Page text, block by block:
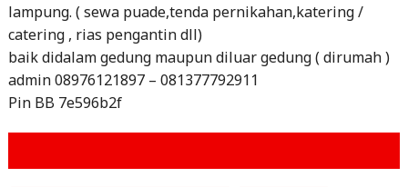
lampung. ( sewa puade,tenda pernikahan,katering /
catering , rias pengantin dll)
baik didalam gedung maupun diluar gedung ( dirumah )
admin 08976121897 – 081377792911
Pin BB 7e596b2f